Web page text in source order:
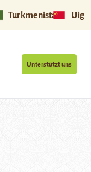
Turkmenistan
Unterstützt uns